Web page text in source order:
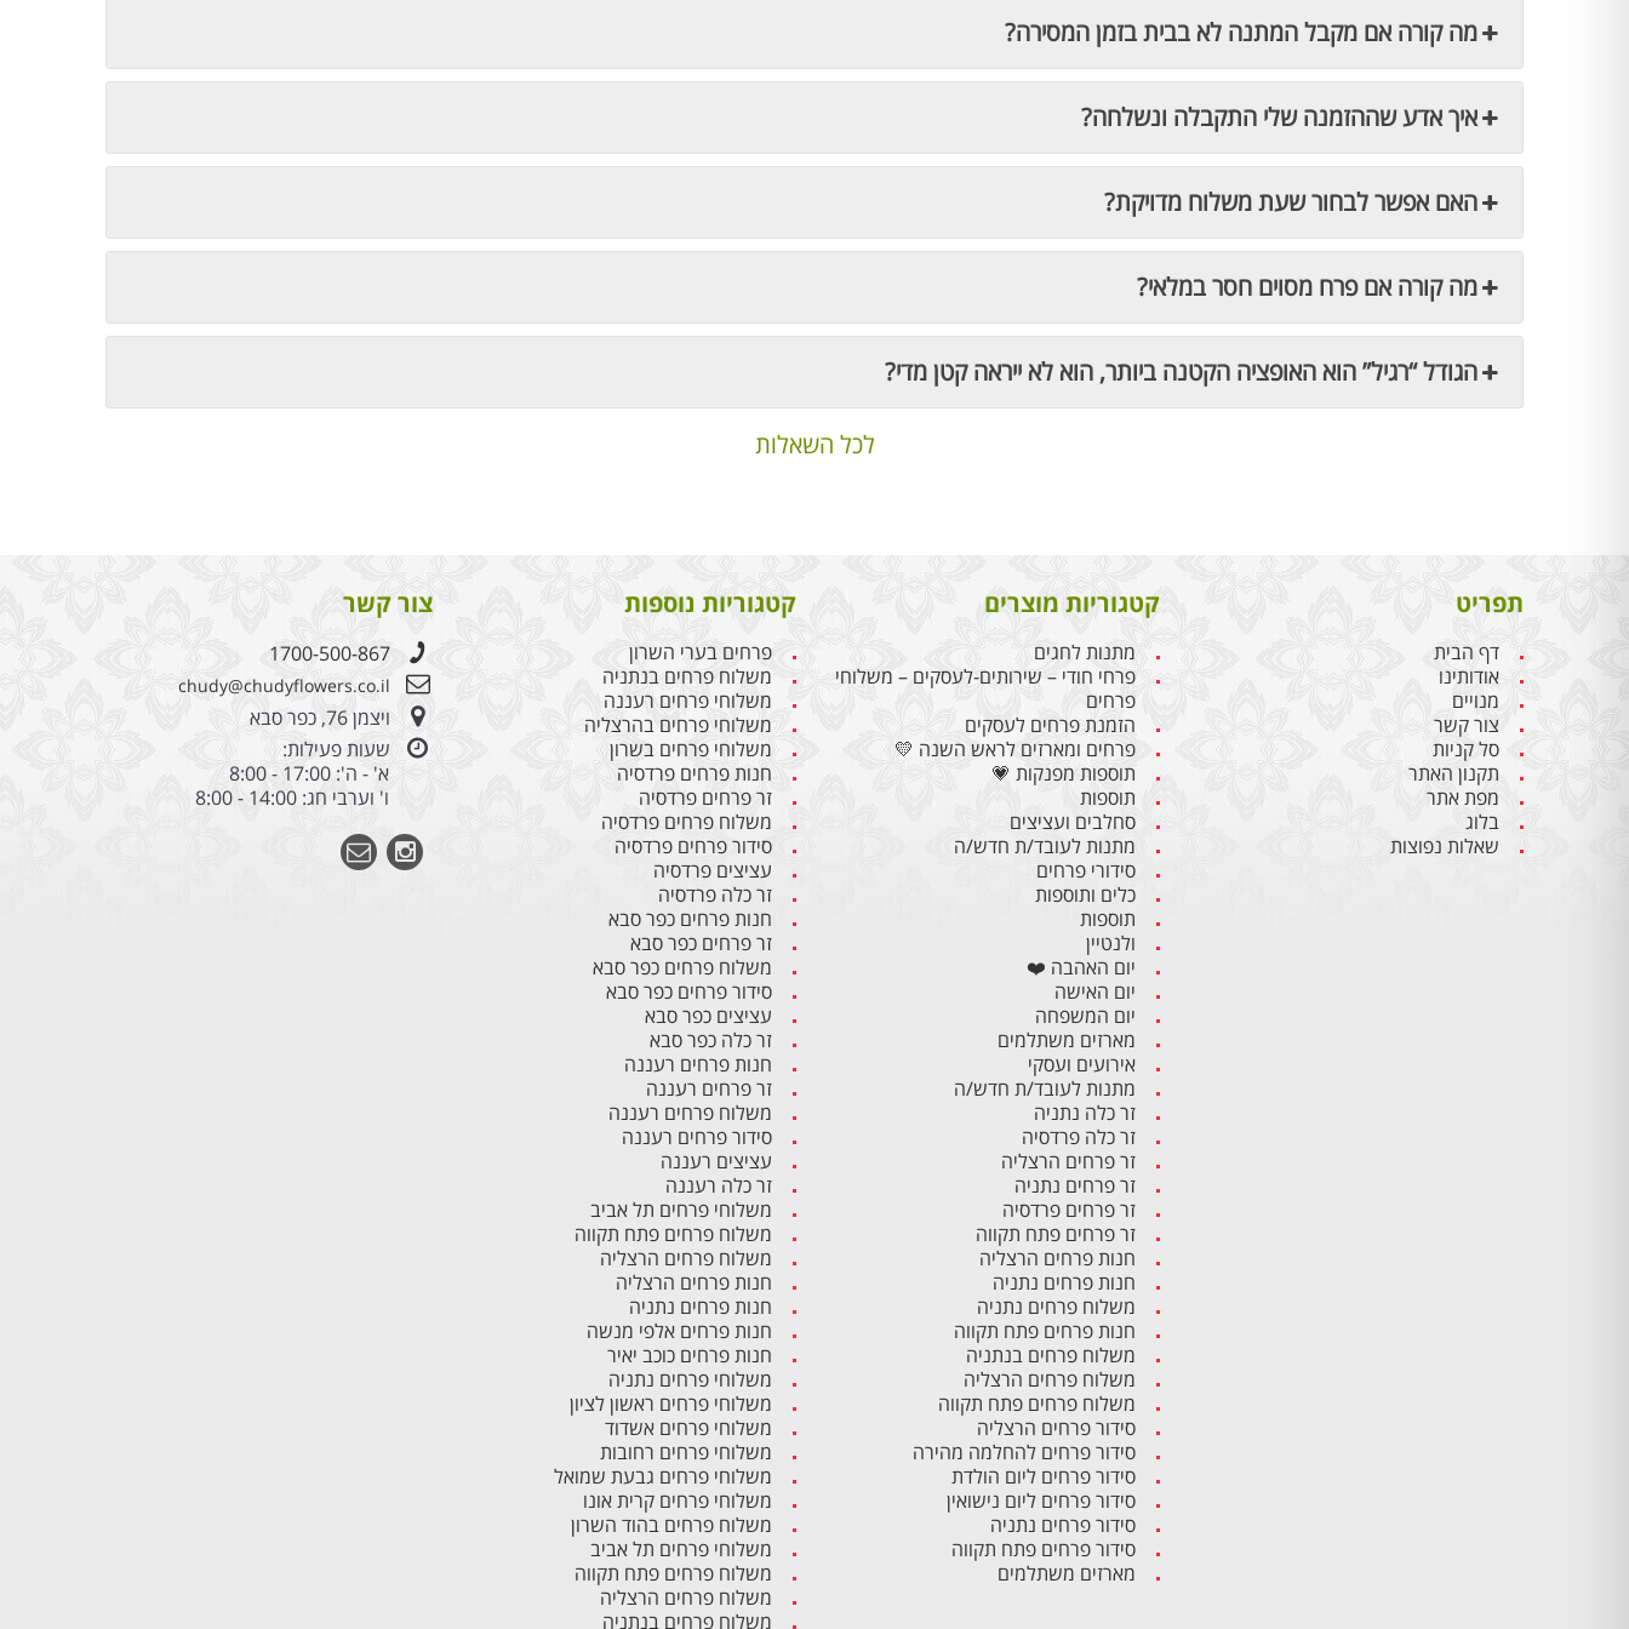
מה קורה אם מקבל המתנה לא בבית בזמן המסירה?
איך אדע שההזמנה שלי התקבלה ונשלחה?
האם אפשר לבחור שעת משלוח מדויקת?
מה קורה אם פרח מסוים חסר במלאי?
הגודל “רגיל” הוא האופציה הקטנה ביותר, הוא לא ייראה קטן מדי?
לכל השאלות
תפריט
דף הבית
אודותינו
מנויים
צור קשר
סל קניות
תקנון האתר
מפת אתר
בלוג
שאלות נפוצות
קטגוריות מוצרים
מתנות לחגים
פרחי חודי – שירותים-לעסקים – משלוחי
פרחים
הזמנת פרחים לעסקים
פרחים ומארזים לראש השנה 💛
תוספות מפנקות 💗
תוספות
סחלבים ועציצים
מתנות לעובד/ת חדש/ה
סידורי פרחים
כלים ותוספות
תוספות
ולנטיין
יום האהבה ❤️
יום האישה
יום המשפחה
מארזים משתלמים
אירועים ועסקי
מתנות לעובד/ת חדש/ה
זר כלה נתניה
זר כלה פרדסיה
זר פרחים הרצליה
זר פרחים נתניה
זר פרחים פרדסיה
זר פרחים פתח תקווה
חנות פרחים הרצליה
חנות פרחים נתניה
משלוח פרחים נתניה
חנות פרחים פתח תקווה
משלוח פרחים בנתניה
משלוח פרחים הרצליה
משלוח פרחים פתח תקווה
סידור פרחים הרצליה
סידור פרחים להחלמה מהירה
סידור פרחים ליום הולדת
סידור פרחים ליום נישואין
סידור פרחים נתניה
סידור פרחים פתח תקווה
מארזים משתלמים
קטגוריות נוספות
פרחים בערי השרון
משלוח פרחים בנתניה
משלוחי פרחים רעננה
משלוחי פרחים בהרצליה
משלוחי פרחים בשרון
חנות פרחים פרדסיה
זר פרחים פרדסיה
משלוח פרחים פרדסיה
סידור פרחים פרדסיה
עציצים פרדסיה
זר כלה פרדסיה
חנות פרחים כפר סבא
זר פרחים כפר סבא
משלוח פרחים כפר סבא
סידור פרחים כפר סבא
עציצים כפר סבא
זר כלה כפר סבא
חנות פרחים רעננה
זר פרחים רעננה
משלוח פרחים רעננה
סידור פרחים רעננה
עציצים רעננה
זר כלה רעננה
משלוחי פרחים תל אביב
משלוח פרחים פתח תקווה
משלוח פרחים הרצליה
חנות פרחים הרצליה
חנות פרחים נתניה
חנות פרחים אלפי מנשה
חנות פרחים כוכב יאיר
משלוחי פרחים נתניה
משלוחי פרחים ראשון לציון
משלוחי פרחים אשדוד
משלוחי פרחים רחובות
משלוחי פרחים גבעת שמואל
משלוחי פרחים קרית אונו
משלוח פרחים בהוד השרון
משלוחי פרחים תל אביב
משלוח פרחים פתח תקווה
משלוח פרחים הרצליה
משלוח פרחים בנתניה
צור קשר
1700-500-867
chudy@chudyflowers.co.il
ויצמן 76, כפר סבא
שעות פעילות:
א' - ה': 17:00 - 8:00
ו' וערבי חג: 14:00 - 8:00